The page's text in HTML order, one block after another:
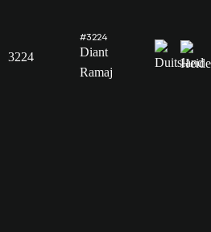
3224
#3224
Diant
Ramaj